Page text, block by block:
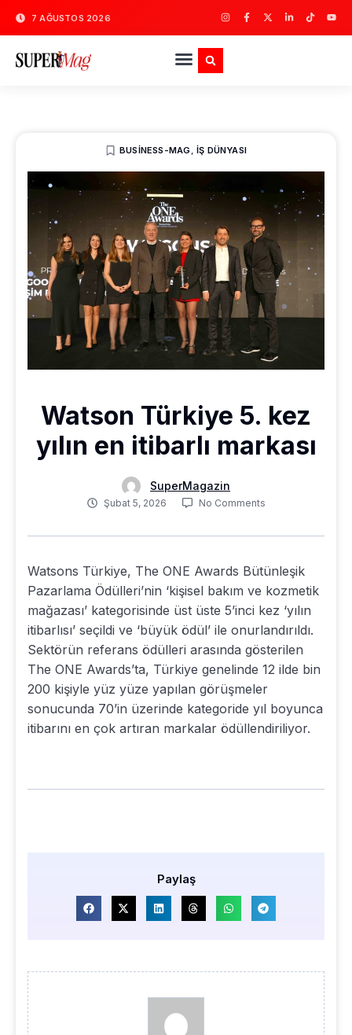
7 AĞUSTOS 2026
BUSINESS-MAG, İŞ DÜNYASI
Watson Türkiye 5. kez
yılın en itibarlı markası
SuperMagazin
Şubat 5, 2026 No Comments
Watsons Türkiye, The ONE Awards Bütünleşik
Pazarlama Ödülleri’nin ‘kişisel bakım ve kozmetik
mağazası’ kategorisinde üst üste 5’inci kez ‘yılın
itibarlısı’ seçildi ve ‘büyük ödül’ ile onurlandırıldı.
Sektörün referans ödülleri arasında gösterilen
The ONE Awards’ta, Türkiye genelinde 12 ilde bin
200 kişiyle yüz yüze yapılan görüşmeler
sonucunda 70’in üzerinde kategoride yıl boyunca
itibarını en çok artıran markalar ödüllendiriliyor.
Paylaş